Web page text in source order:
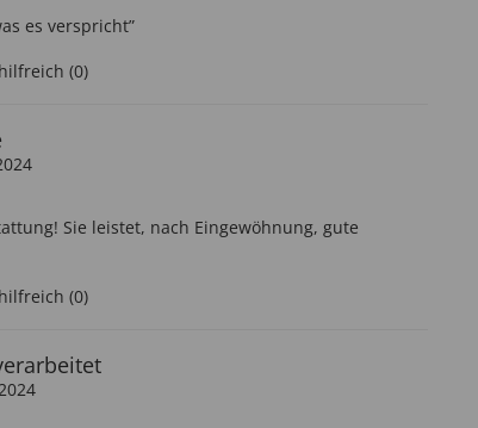
es verspricht”
(0)
Sie leistet, nach Eingewöhnung, gute
(0)